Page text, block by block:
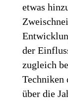
etwas
der
zugleich
Techniken
über die